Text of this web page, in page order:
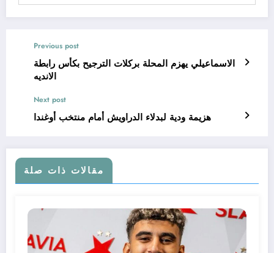
Previous post
الاسماعيلي يهزم المحلة بركلات الترجيح بكأس رابطة
الانديه
Next post
هزيمة ودية لبدلاء الدراويش أمام منتخب أوغندا
مقالات ذات صلة